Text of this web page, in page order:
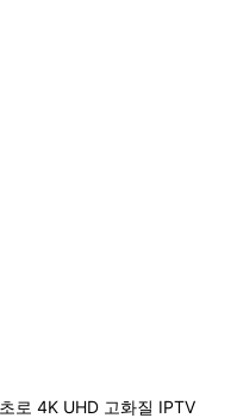
로 4K UHD 고화질 IPTV